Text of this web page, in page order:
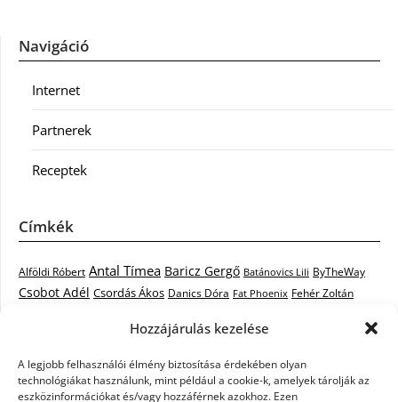
Hozzájárulás kezelése
A legjobb felhasználói élmény biztosítása érdekében olyan
technológiákat használunk, mint például a cookie-k, amelyek tárolják az
eszközinformációkat és/vagy hozzáférnek azokhoz. Ezen
Navigáció
Internet
Partnerek
Receptek
Címkék
Alföldi Róbert Antal Tímea Baricz Gergő Batánovics Lili ByTheWay
Csobot Adél Csordás Ákos Danics Dóra Fat Phoenix Fehér Zoltán
Kovács László Stone
Krasznai Tünde Like LiL C. Malek Miklós mentor Muri Enikő
Nagy Feró Oláh Gergő Péterffy Lili Rocktenors RTL Klub